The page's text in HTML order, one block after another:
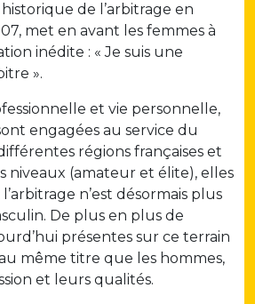
de l’arbitrage en
met en avant les femmes à
inédite : « Je suis une
».
et vie personnelle,
engagées au service du
régions françaises et
niveaux (amateur et élite), elles
n’est désormais plus
De plus en plus de
présentes sur ce terrain
même titre que les hommes,
et leurs qualités.